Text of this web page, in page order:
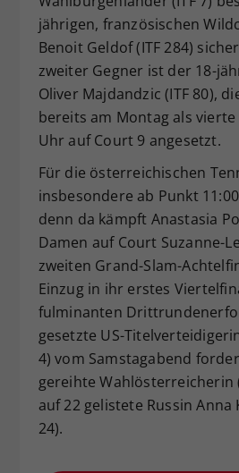
jährigen, französischen
Benoit Geldof (ITF 284)
zweiter Gegner ist der 18-
Oliver Majdandzic (ITF 80),
bereits am Montag als
Uhr auf Court 9 angesetzt.
Für die österreichischen
insbesondere ab Punkt
denn da kämpft Anastasia
Damen auf Court Suzanne-
zweiten Grand-Slam-
Einzug in ihr erstes
fulminanten
gesetzte US-
4) vom Samstagabend
gereihte Wahlösterreicherin
auf 22 gelistete Russin Anna
24).